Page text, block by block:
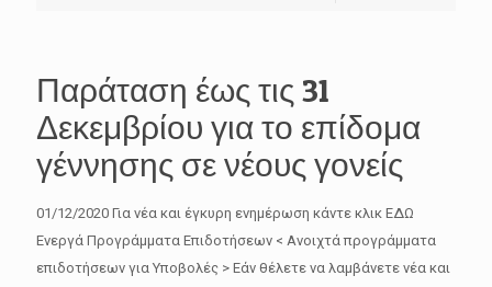
Παράταση έως τις 31
Δεκεμβρίου για το επίδομα
γέννησης σε νέους γονείς
01/12/2020 Για νέα και έγκυρη ενημέρωση κάντε κλικ ΕΔΩ
Ενεργά Προγράμματα Επιδοτήσεων < Ανοιχτά προγράμματα
επιδοτήσεων για Υποβολές > Εάν θέλετε να λαμβάνετε νέα και